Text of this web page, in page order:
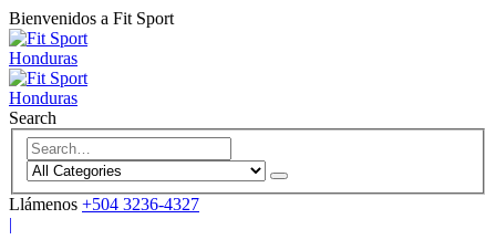
Bienvenidos a Fit Sport
Search
Llámenos +504 3236-4327
|